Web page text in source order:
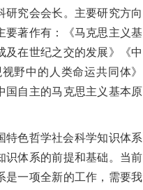
研究会会长。主要研究方向
要著作有：《马克思主义基
及在世纪之交的发展》《中
野中的人类命运共同体》
国自主的马克思主义基本原
特色哲学社会科学知识体系
识体系的前提和基础。当前
是一项全新的工作，需要我